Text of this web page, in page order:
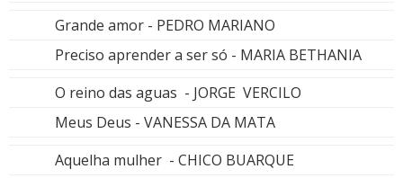
Grande amor - PEDRO MARIANO
Preciso aprender a ser só - MARIA BETHANIA
O reino das aguas - JORGE VERCILO
Meus Deus - VANESSA DA MATA
Aquelha mulher - CHICO BUARQUE